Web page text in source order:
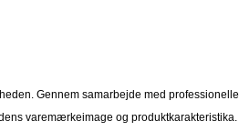
Gennem samarbejde med professionelle
varemærkeimage og produktkarakteristika.